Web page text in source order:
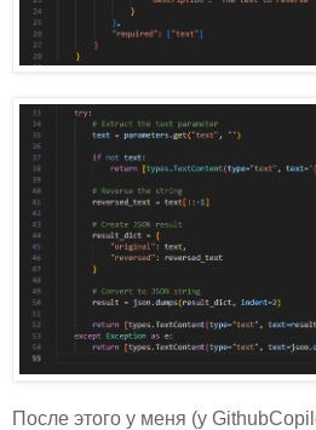
После этого у меня (у